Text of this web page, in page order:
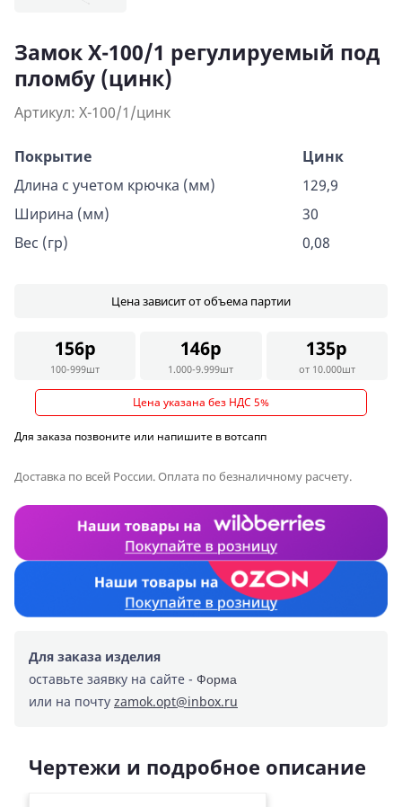
Замок X-100/1 регулируемый под
пломбу (цинк)
Артикул: Х-100/1/цинк
Покрытие
Цинк
Длина с учетом крючка (мм)
129,9
Ширина (мм)
30
Вес (гр)
0,08
Цена зависит от объема партии
156р
100-999шт
146р
1.000-9.999шт
135р
от 10.000шт
Цена указана без НДС 5%
Для заказа позвоните или напишите в вотсапп
Доставка по всей России. Оплата по безналичному расчету.
Для заказа изделия
оставьте заявку на сайте - Форма
или на почту zamok.opt@inbox.ru
Чертежи и подробное описание